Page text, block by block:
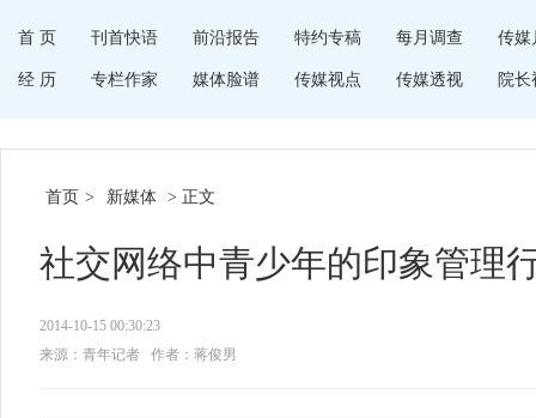
首 页 刊首快语 前沿报告 特约专稿 每月调查 传媒
经 历 专栏作家 媒体脸谱 传媒视点 传媒透视 院长
首页 > 新媒体 > 正文
社交网络中青少年的印象管理
2014-10-15 00:30:23
来源：青年记者
作者：蒋俊男